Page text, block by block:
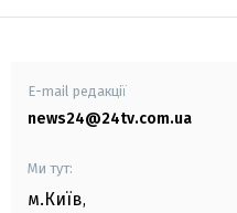
E-mail редакції
news24@24tv.com.ua
Ми тут:
м.Київ,